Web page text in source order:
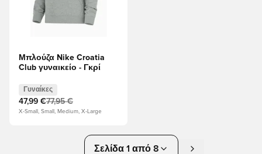
Μπλούζα Nike Croatia
Club γυναικείο - Γκρί
Γυναίκες
47,99 €77,95 €
X-Small, Small, Medium, X-Large
Σελίδα 1 από 8